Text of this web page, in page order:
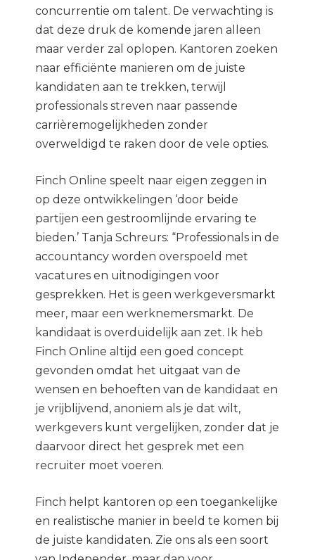
concurrentie om talent. De verwachting is
dat deze druk de komende jaren alleen
maar verder zal oplopen. Kantoren zoeken
naar efficiënte manieren om de juiste
kandidaten aan te trekken, terwijl
professionals streven naar passende
carrièremogelijkheden zonder
overweldigd te raken door de vele opties.
Finch Online speelt naar eigen zeggen in
op deze ontwikkelingen ‘door beide
partijen een gestroomlijnde ervaring te
bieden.’ Tanja Schreurs: “Professionals in de
accountancy worden overspoeld met
vacatures en uitnodigingen voor
gesprekken. Het is geen werkgeversmarkt
meer, maar een werknemersmarkt. De
kandidaat is overduidelijk aan zet. Ik heb
Finch Online altijd een goed concept
gevonden omdat het uitgaat van de
wensen en behoeften van de kandidaat en
je vrijblijvend, anoniem als je dat wilt,
werkgevers kunt vergelijken, zonder dat je
daarvoor direct het gesprek met een
recruiter moet voeren.
Finch helpt kantoren op een toegankelijke
en realistische manier in beeld te komen bij
de juiste kandidaten. Zie ons als een soort